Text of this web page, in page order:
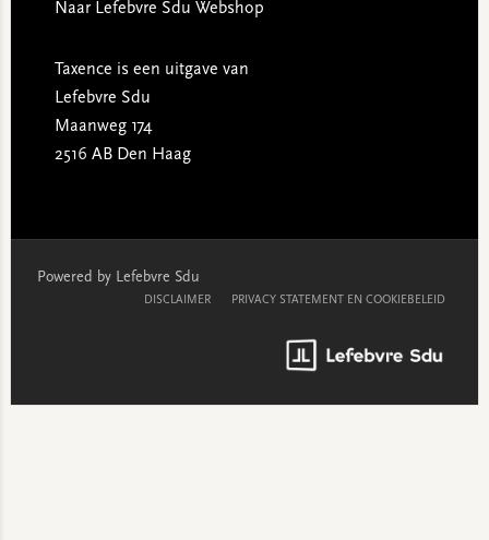
Naar Lefebvre Sdu Webshop
Taxence is een uitgave van
Lefebvre Sdu
Maanweg 174
2516 AB Den Haag
Powered by Lefebvre Sdu
DISCLAIMER PRIVACY STATEMENT EN COOKIEBELEID